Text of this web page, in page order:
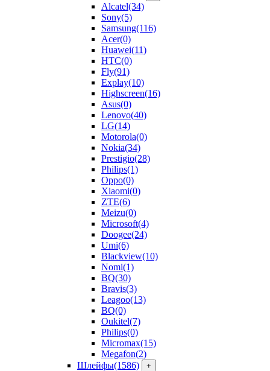
Alcatel(34)
Sony(5)
Samsung(116)
Acer(0)
Huawei(11)
HTC(0)
Fly(91)
Explay(10)
Highscreen(16)
Asus(0)
Lenovo(40)
LG(14)
Motorola(0)
Nokia(34)
Prestigio(28)
Philips(1)
Oppo(0)
Xiaomi(0)
ZTE(6)
Meizu(0)
Microsoft(4)
Doogee(24)
Umi(6)
Blackview(10)
Nomi(1)
BQ(30)
Bravis(3)
Leagoo(13)
BQ(0)
Oukitel(7)
Philips(0)
Micromax(15)
Megafon(2)
Шлейфы(1586) +